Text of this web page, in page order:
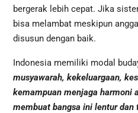
bergerak lebih cepat. Jika
bisa melambat meskipun
disusun dengan baik.
Indonesia memiliki modal
musyawarah, kekeluargaan,
kemampuan menjaga harmoni
membuat bangsa ini lentur dan